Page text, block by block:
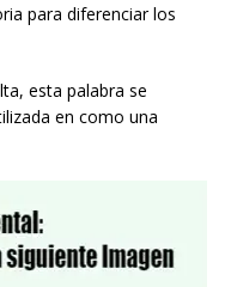
para diferenciar los
esta palabra se
en como una